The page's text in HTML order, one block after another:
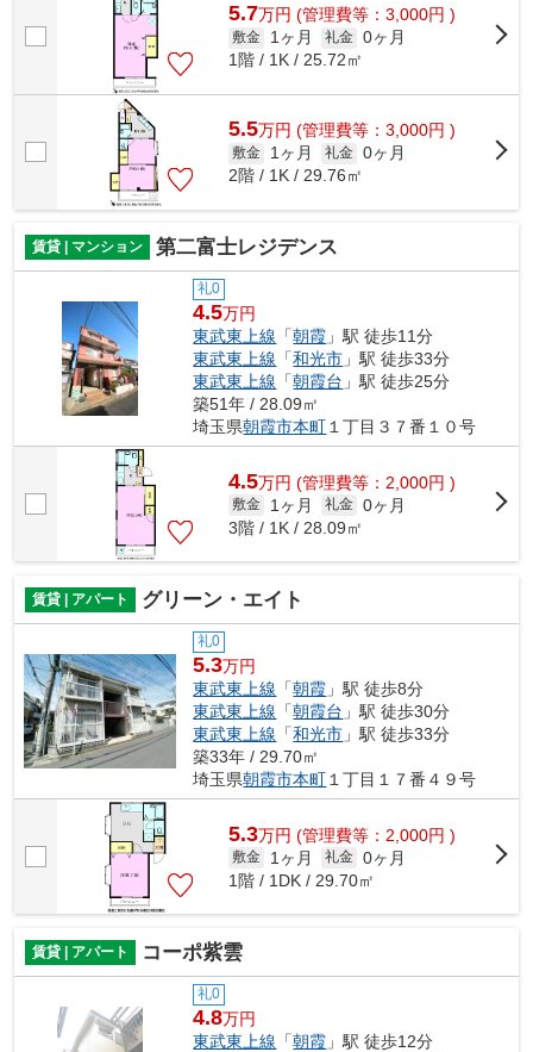
5.7万円 (管理費等：3,000円 )
敷金 1ヶ月 礼金 0ヶ月
1階 / 1K / 25.72㎡
5.5万円 (管理費等：3,000円 )
敷金 1ヶ月 礼金 0ヶ月
2階 / 1K / 29.76㎡
賃貸 | マンション 第二富士レジデンス
礼0
4.5万円
東武東上線 「朝霞 」駅 徒歩11分
東武東上線 「和光市 」駅 徒歩33分
東武東上線 「朝霞台 」駅 徒歩25分
築51年 / 28.09㎡
埼玉県朝霞市本町１丁目３７番１０号
4.5万円 (管理費等：2,000円 )
敷金 1ヶ月 礼金 0ヶ月
3階 / 1K / 28.09㎡
賃貸 | アパート グリーン・エイト
礼0
5.3万円
東武東上線 「朝霞 」駅 徒歩8分
東武東上線 「朝霞台 」駅 徒歩30分
東武東上線 「和光市 」駅 徒歩33分
築33年 / 29.70㎡
埼玉県朝霞市本町 １丁目１７番４９号
5.3万円 (管理費等：2,000円 )
敷金 1ヶ月 礼金 0ヶ月
1階 / 1DK / 29.70㎡
賃貸 | アパート コーポ紫雲
礼0
4.8万円
東武東上線 「朝霞 」駅 徒歩12分